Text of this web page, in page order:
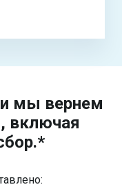
мы вернем
включая